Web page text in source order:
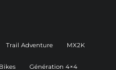
Trail Adventure MX2K
Génération 4×4